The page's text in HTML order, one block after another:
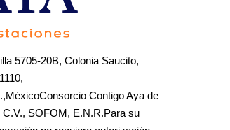
5705-20B, Colonia Saucito,
Contigo Aya de
SOFOM, E.N.R.Para su